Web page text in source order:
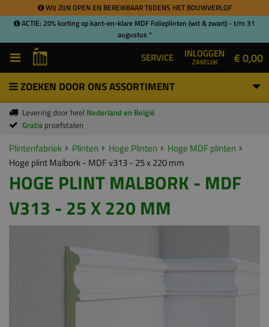
WIJ ZIJN OPEN EN BEREIKBAAR TIJDENS HET BOUWVERLOF
ACTIE: 20% korting op kant-en-klare MDF Folieplinten (wit & zwart) - t/m 31
augustus *
SERVICE INLOGGEN
ZAKELIJK € 0,00
ZOEKEN DOOR ONS ASSORTIMENT
Levering door heel Nederland en België
Gratis proefstalen
Plintenfabriek Plinten Hoge Plinten
Hoge MDF plinten
Hoge plint Malbork - MDF v313 - 25 x 220 mm
HOGE PLINT MALBORK - MDF
V313 - 25 X 220 MM